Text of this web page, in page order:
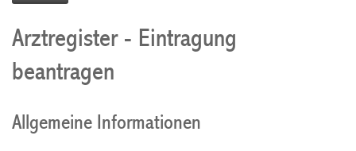
Arztregister - Eintragung
beantragen
Allgemeine Informationen